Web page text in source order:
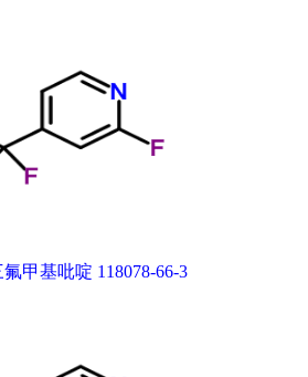
氟甲基吡啶 118078-66-3